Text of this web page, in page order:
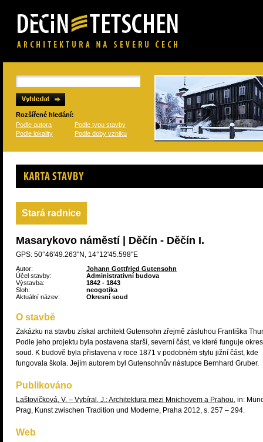
Rozšířené hledání:
Podle autora
Podle typu stavby
Podle lokality
Podle doby vzniku
Karta stavby
Stará radnice
Masarykovo náměstí | Děčín - Děčín I.
GPS: 50°46'49.263"N, 14°12'45.598"E
Autor:
Johann Gottfried Gutensohn
Účel stavby:
Administrativní budova
Výstavba:
1842 - 1843
Sloh:
neogotika
Aktuální název:
Okresní soud
O stavbě
Zakázku na stavbu získal architekt Gutensohn zřejmě zásluhou Františka
Podle jeho projektu byla postavena starší, severní část, ve které funguje
soud. K budově byla přistavena v roce 1871 v podobném stylu jižní část, kde
fungovala škola. Jejím autorem byl Gutensohnův nástupce Bernhard Gruber.
Publikováno
Laštovičková, V. – Vybíral, J.: Architektura mezi Mnichovem a Prahou, in:
Prag, Kunst zwischen Tradition und Moderne, Praha 2012, s. 257 – 294.
Web